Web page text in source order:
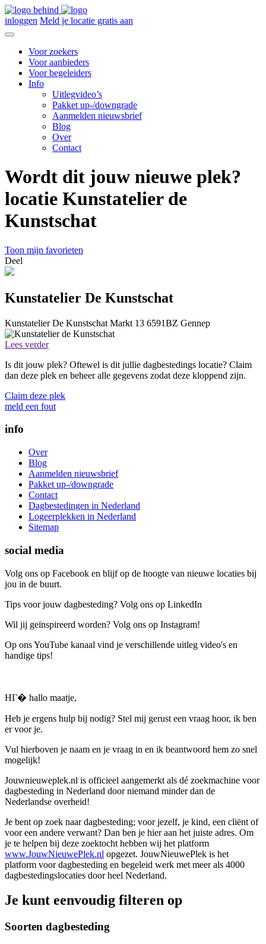
inloggen Meld je locatie gratis aan
Voor zoekers
Voor aanbieders
Voor begeleiders
Info
Uitlegvideo’s
Pakket up-/downgrade
Aanmelden nieuwsbrief
Blog
Over
Contact
Wordt dit jouw nieuwe plek?
locatie Kunstatelier de
Kunstschat
Toon mijn favorieten
Deel
Kunstatelier De Kunstschat
Kunstatelier De Kunstschat Markt 13 6591BZ Gennep
Lees verder
Is dit jouw plek? Oftewel is dit jullie dagbestedings locatie? Claim
dan deze plek en beheer alle gegevens zodat deze kloppend zijn.
Claim deze plek
meld een fout
info
Over
Blog
Aanmelden nieuwsbrief
Pakket up-/downgrade
Contact
Dagbestedingen in Nederland
Logeerplekken in Nederland
Sitemap
social media
Volg ons op Facebook en blijf op de hoogte van nieuwe locaties bij
jou in de buurt.
Tips voor jouw dagbesteding? Volg ons op LinkedIn
Wil jij geïnspireerd worden? Volg ons op Instagram!
Op ons YouTube kanaal vind je verschillende uitleg video's en
handige tips!
HГ� hallo maatje,
Heb je ergens hulp bij nodig? Stel mij gerust een vraag hoor, ik ben
er voor je.
Vul hierboven je naam en je vraag in en ik beantwoord hem zo snel
mogelijk!
Jouwnieuweplek.nl is officieel aangemerkt als dé zoekmachine voor
dagbesteding in Nederland door niemand minder dan de
Nederlandse overheid!
Je bent op zoek naar dagbesteding; voor jezelf, je kind, een cliënt of
voor een andere verwant? Dan ben je hier aan het juiste adres. Om
je te helpen bij deze zoektocht hebben wij het platform
www.JouwNieuwePlek.nl opgezet. JouwNieuwePlek is het
platform voor dagbesteding en begeleid werk met meer als 4000
dagbestedingslocaties door heel Nederland.
Je kunt eenvoudig filteren op
Soorten dagbesteding